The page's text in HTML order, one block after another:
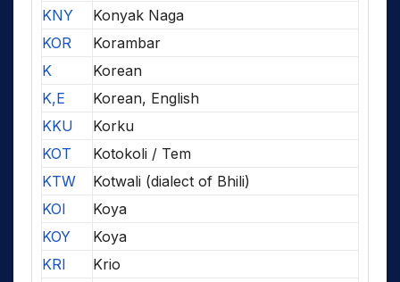
KNY
Konyak Naga
KOR
Korambar
K
Korean
K,E
Korean, English
KKU
Korku
KOT
Kotokoli / Tem
KTW
Kotwali (dialect of Bhili)
KOI
Koya
KOY
Koya
KRI
Krio